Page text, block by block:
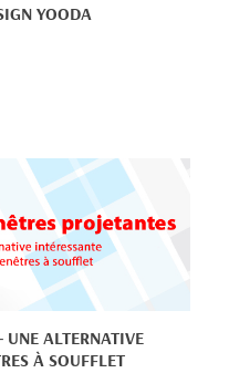
YOODA
UNE ALTERNATIVE
À SOUFFLET